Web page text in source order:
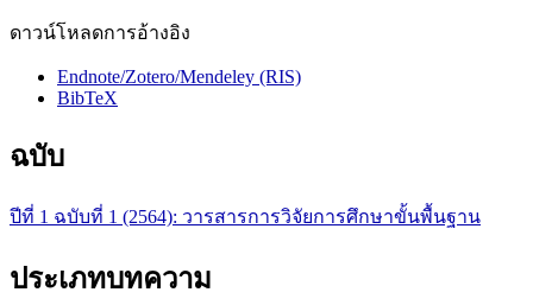
ดาวน์โหลดการอ้างอิง
Endnote/Zotero/Mendeley (RIS)
BibTeX
ฉบับ
ปีที่ 1 ฉบับที่ 1 (2564): วารสารการวิจัยการศึกษาขั้นพื้นฐาน
ประเภทบทความ